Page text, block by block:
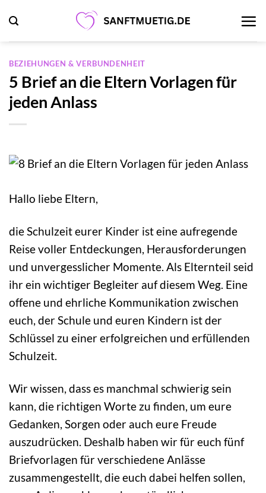
Inhalt
springen
BEZIEHUNGEN & VERBUNDENHEIT
5 Brief an die Eltern Vorlagen für
jeden Anlass
Hallo liebe Eltern,
die Schulzeit eurer Kinder ist eine aufregende
Reise voller Entdeckungen, Herausforderungen
und unvergesslicher Momente. Als Elternteil seid
ihr ein wichtiger Begleiter auf diesem Weg. Eine
offene und ehrliche Kommunikation zwischen
euch, der Schule und euren Kindern ist der
Schlüssel zu einer erfolgreichen und erfüllenden
Schulzeit.
Wir wissen, dass es manchmal schwierig sein
kann, die richtigen Worte zu finden, um eure
Gedanken, Sorgen oder auch eure Freude
auszudrücken. Deshalb haben wir für euch fünf
Briefvorlagen für verschiedene Anlässe
zusammengestellt, die euch dabei helfen sollen,